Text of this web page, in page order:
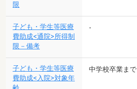
限
子ども・学生等医療
費助成<通院>所得制
限－備考
-
子ども・学生等医療
費助成<入院>対象年
中学校卒業まで